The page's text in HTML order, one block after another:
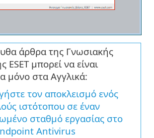
άρθρα της Γνωσιακής
ESET μπορεί να είναι
μόνο στα Αγγλικά:
τον αποκλεισμό ενός
ιστότοπου σε έναν
σταθμό εργασίας στο
Antivirus